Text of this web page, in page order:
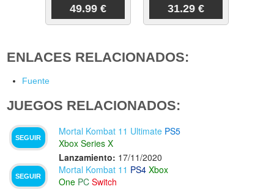
49.99 € 31.29 €
ENLACES RELACIONADOS:
Fuente
JUEGOS RELACIONADOS:
SEGUIR
Mortal Kombat 11 Ultimate PS5
Xbox Series X
Lanzamiento: 17/11/2020
SEGUIR
Mortal Kombat 11 PS4 Xbox
One PC Switch